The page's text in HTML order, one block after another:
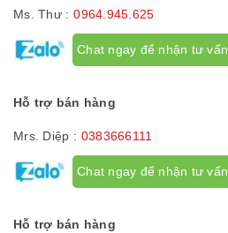
Ms. Thư : 0964.945.625
Chat ngay để nhận tư vấn
Hỗ trợ bán hàng
Mrs. Diệp : 0383666111
Chat ngay để nhận tư vấn
Hỗ trợ bán hàng